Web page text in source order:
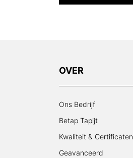
OVER
Ons Bedrijf
Betap Tapijt
Kwaliteit & Certificaten
Geavanceerd